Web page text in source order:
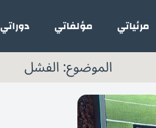
مرئياتي مؤلفاتي دوراتي
الموضوع: الفشل